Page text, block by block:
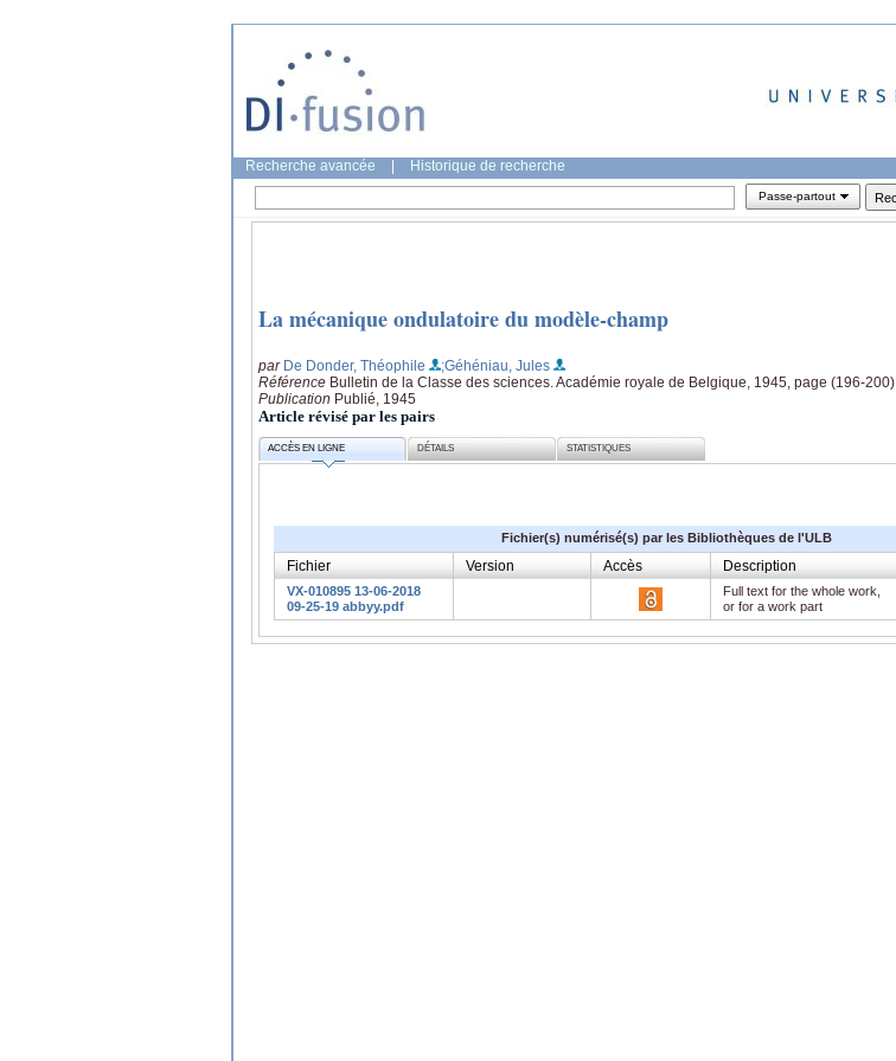
Recherche avancée Historique de recherche
Passe-partout
La mécanique ondulatoire du modèle-champ
par De Donder, Théophile
;Géhéniau, Jules
Référence Bulletin de la Classe des sciences. Académie royale de Belgique, 1945, page (196-200)
Publication Publié, 1945
Article révisé par les pairs
ACCÈS EN LIGNE DÉTAILS STATISTIQUES
Fichier(s) numérisé(s) par les Bibliothèques de l'ULB
Fichier Version Accès Description
VX-010895 13-06-2018
09-25-19 abbyy.pdf
Full text for the whole work,
or for a work part